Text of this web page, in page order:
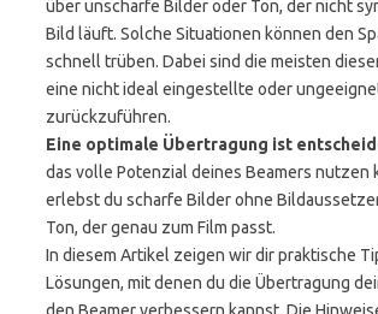
über unscharfe Bilder oder Ton, der nicht
Bild läuft. Solche Situationen können den
schnell trüben. Dabei sind die meisten
eine nicht ideal eingestellte oder
zurückzuführen.
Eine optimale Übertragung ist
das volle Potenzial deines Beamers nutzen
erlebst du scharfe Bilder ohne
Ton, der genau zum Film passt.
In diesem Artikel zeigen wir dir praktische
Lösungen, mit denen du die Übertragung